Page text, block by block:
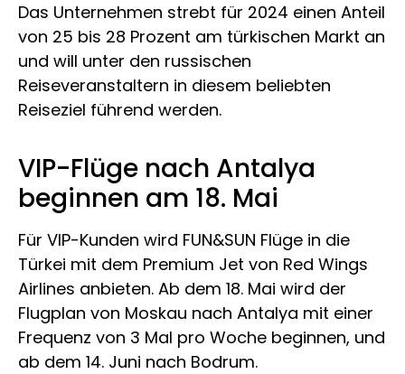
Das Unternehmen strebt für 2024 einen Anteil
von 25 bis 28 Prozent am türkischen Markt an
und will unter den russischen
Reiseveranstaltern in diesem beliebten
Reiseziel führend werden.
VIP-Flüge nach Antalya
beginnen am 18. Mai
Für VIP-Kunden wird FUN&SUN Flüge in die
Türkei mit dem Premium Jet von Red Wings
Airlines anbieten. Ab dem 18. Mai wird der
Flugplan von Moskau nach Antalya mit einer
Frequenz von 3 Mal pro Woche beginnen, und
ab dem 14. Juni nach Bodrum.